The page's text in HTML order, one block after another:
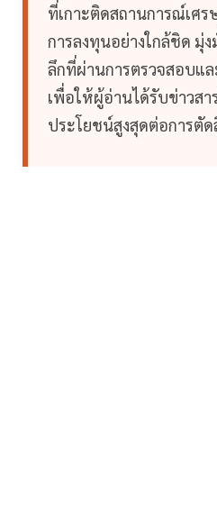
ที่เกาะติดสถานการณ์เศร
การลงทุนอย่างใกล้ชิด มุ่
ลึกที่ผ่านการตรวจสอบแ
เพื่อให้ผู้อ่านได้รับข่าวส
ประโยชน์สูงสุดต่อการตัด